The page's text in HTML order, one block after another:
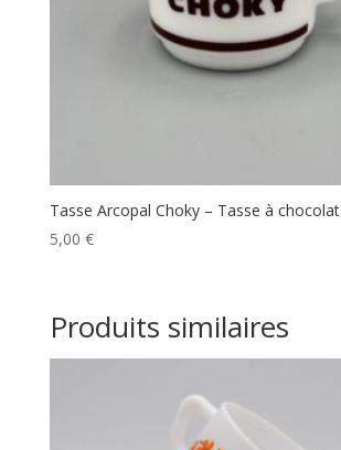
Tasse Arcopal Choky – Tasse à chocolat
5,00 €
Produits similaires